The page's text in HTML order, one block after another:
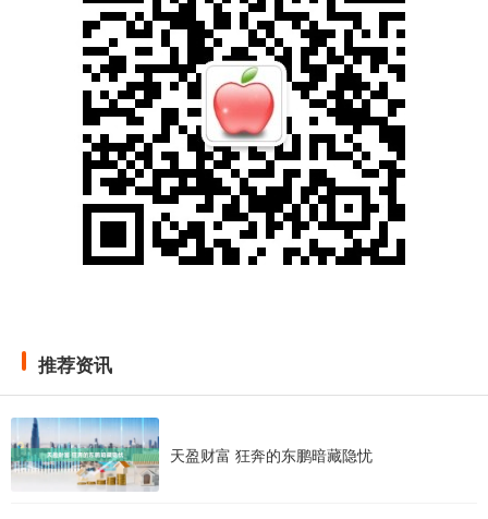
推荐资讯
天盈财富 狂奔的东鹏暗藏隐忧